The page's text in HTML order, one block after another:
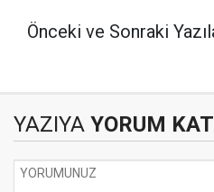
Önceki ve Sonraki
YAZIYA YORUM KAT